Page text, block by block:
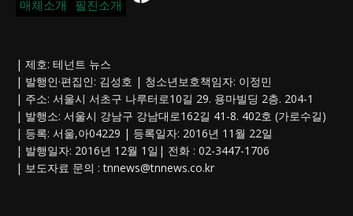
매체소개 필진소개
| 제호: 테넌트 뉴스
| 발행인·편집인: 김성호 | 청소년보호책임자: 이정민
| 주소: 서울시 서초구 나루터로10길 29. 용마빌딩 2층. 204-1
| 발행소: 서울시 강남구 강남대로162길 41-8. 402호 (가로수길)
| 등록: 서울,아04229 | 등록일자: 2016년 11월 22일
| 발행일자: 2016년 12월 1일| 전화 : 02-3447-1706
| 보도자료 문의 :tnnews@tnnews.co.kr